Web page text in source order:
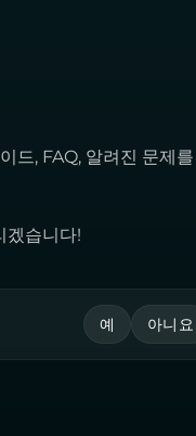
드, FAQ, 알려진 문제를
겠습니다!
예 아니요